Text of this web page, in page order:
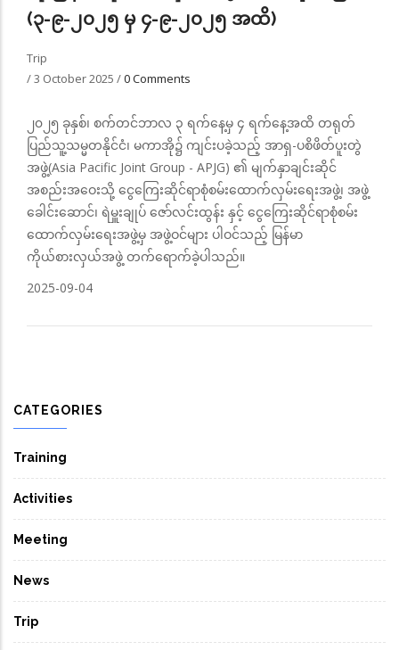
(၃-၉-၂၀၂၅ မှ ၄-၉-၂၀၂၅ အထိ)
Trip
/3 October 2025 /0 Comments
၂၀၂၅ ခုနှစ်၊ စက်တင်ဘာလ ၃ ရက်နေ့မှ ၄ ရက်‌နေ့အထိ တရုတ်
ပြည်သူ့သမ္မတနိုင်ငံ၊ မကာအို၌ ကျင်းပခဲ့သည့် အာရှ-ပစိဖိတ်ပူးတွဲ
အဖွဲ့(Asia Pacific Joint Group - APJG) ၏ မျက်နှာချင်းဆိုင်
အစည်းအဝေးသို့ ငွေကြေးဆိုင်ရာစုံစမ်းထောက်လှမ်းရေးအဖွဲ့၊ အဖွဲ့
ခေါင်းဆောင်၊ ရဲမှူးချုပ် ဇော်လင်းထွန်း နှင့် ငွေကြေးဆိုင်ရာစုံစမ်း
ထောက်လှမ်းရေးအဖွဲ့မှ အဖွဲ့ဝင်များ ပါဝင်သည့် မြန်မာ
ကိုယ်စားလှယ်အဖွဲ့ တက်ရောက်ခဲ့ပါသည်။
2025-09-04
CATEGORIES
Training
Activities
Meeting
News
Trip